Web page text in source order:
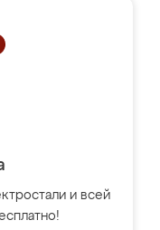
и всей